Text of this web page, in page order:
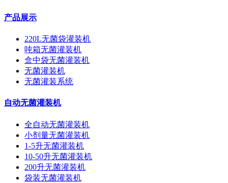
产品展示
220L无菌袋灌装机
吨箱无菌灌装机
盒中袋无菌灌装机
无菌灌装机
无菌灌装系统
自动无菌灌装机
全自动无菌灌装机
小剂量无菌灌装机
1-5升无菌灌装机
10-50升无菌灌装机
200升无菌灌装机
袋装无菌灌装机